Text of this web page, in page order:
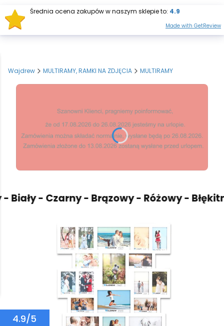
Otwórz
Wajdrew MULTIRAMY, RAMKI NA ZDJĘCIA MULTIRAMY
- Czarny - Brązowy - Różowy -
4.9/5
Średnia ocena zakupów w naszym sklepie to: 4.9
Made with GetReview